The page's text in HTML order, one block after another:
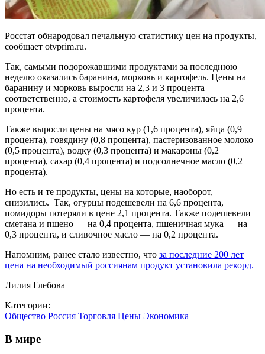
Росстат обнародовал печальную статистику цен на продукты,
сообщает otvprim.ru.
Так, самыми подорожавшими продуктами за последнюю
неделю оказались баранина, морковь и картофель. Цены на
баранину и морковь выросли на 2,3 и 3 процента
соответственно, а стоимость картофеля увеличилась на 2,6
процента.
Также выросли цены на мясо кур (1,6 процента), яйца (0,9
процента), говядину (0,8 процента), пастеризованное молоко
(0,5 процента), водку (0,3 процента) и макароны (0,2
процента), сахар (0,4 процента) и подсолнечное масло (0,2
процента).
Но есть и те продукты, цены на которые, наоборот,
снизились. Так, огурцы подешевели на 6,6 процента,
помидоры потеряли в цене 2,1 процента. Также подешевели
сметана и пшено — на 0,4 процента, пшеничная мука — на
0,3 процента, и сливочное масло — на 0,2 процента.
Напомним, ранее стало известно, что за последние 200 лет
цена на необходимый россиянам продукт установила рекорд.
Лилия Глебова
Категории:
Общество Россия Торговля Цены Экономика
В мире